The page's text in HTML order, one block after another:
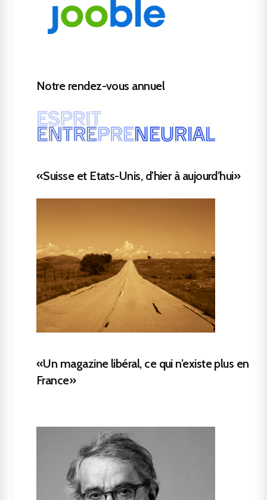
Notre rendez-vous annuel
«Suisse et Etats-Unis, d’hier à aujourd’hui»
«Un magazine libéral, ce qui n’existe plus en
France»